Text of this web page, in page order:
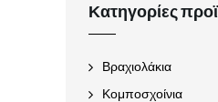
Κατηγορίες
Βραχιολάκια
Κομποσχοίνια